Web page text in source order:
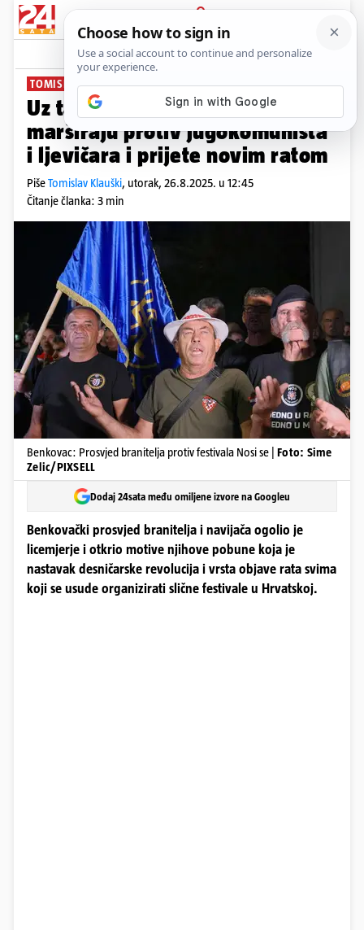
PRIJAVA
News Komentari
TOMISLAV KLAUŠKI
Uz taktove Cece i Thompsona
marširaju protiv jugokomunista
i ljevičara i prijete novim ratom
PišeTomislav Klauški, utorak, 26.8.2025. u 12:45
Čitanje članka: 3 min
Benkovac: Prosvjed branitelja protiv festivala Nosi se | Foto: Sime
Zelic/PIXSELL
Dodaj 24sata među omiljene izvore na Googleu
Benkovački prosvjed branitelja i navijača ogolio je
licemjerje i otkrio motive njihove pobune koja je
nastavak desničarske revolucija i vrsta objave rata svima
koji se usude organizirati slične festivale u Hrvatskoj.